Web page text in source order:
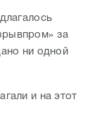
за
ни одной
и на этот